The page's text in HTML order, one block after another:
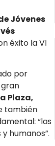
Jóvenes
éxito la VI
por
Plaza,
también
“las
humanos”.